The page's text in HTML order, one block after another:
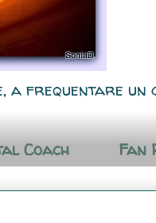
a frequentare
Coach Fan